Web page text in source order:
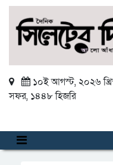
১০ই আগস্ট, ২০২৬
সফর, ১৪৪৮ হিজরি